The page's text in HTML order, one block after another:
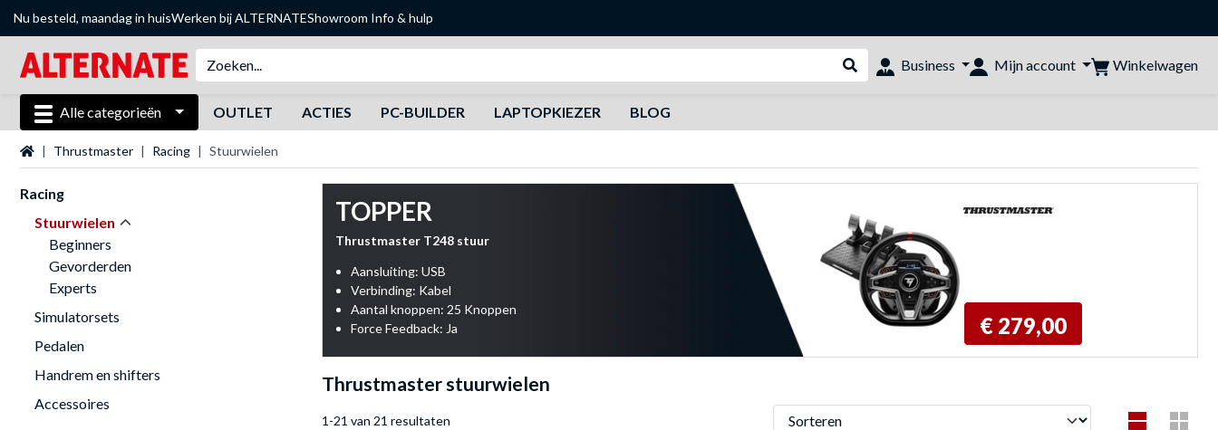
Nu besteld, maandag in huisWerken bij ALTERNATEShowroom Info & hulp
Webshop doorzoeken
Business Mijn account Winkelwagen
Alle categorieën OUTLET ACTIES PC-BUILDER LAPTOPKIEZER BLOG
StartpaginaThrustmaster Racing Stuurwielen
Racing
Stuurwielen
Beginners
Gevorderden
Experts
Simulatorsets
Pedalen
Handrem en shifters
Accessoires
TOPPER
Thrustmaster T248 stuur
Aansluiting: USB
Verbinding: Kabel
Aantal knoppen: 25 Knoppen
Force Feedback: Ja
€ 279,00
Thrustmaster stuurwielen
1-21 van 21 resultaten Sorteren